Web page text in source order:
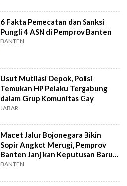
6 Fakta Pemecatan dan Sanksi
Pungli 4 ASN di Pemprov Banten
BANTEN
Usut Mutilasi Depok, Polisi
Temukan HP Pelaku Tergabung
dalam Grup Komunitas Gay
JABAR
Macet Jalur Bojonegara Bikin
Sopir Angkot Merugi, Pemprov
Banten Janjikan Keputusan Baru 4
Hari Lagi
BANTEN